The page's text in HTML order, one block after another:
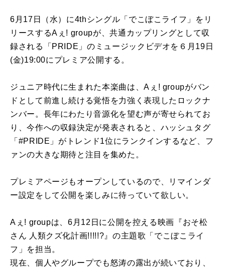
6月17日（水）に4thシングル「でこぼこライフ」をリ
リースするAぇ! groupが、共通カップリングとして収
録される「PRIDE」のミュージックビデオを６月19日
(金)19:00にプレミア公開する。
ジュニア時代に生まれた本楽曲は、Aぇ! groupがバン
ドとして前進し続ける覚悟を力強く表現したロックナ
ンバー。長年にわたり音源化を望む声が寄せられてお
り、今作への収録決定が発表されると、ハッシュタグ
「#PRIDE」がトレンド1位にランクインするなど、フ
ァンの大きな期待と注目を集めた。
プレミアページもオープンしているので、リマインダ
ー設定をして公開を楽しみに待っていて欲しい。
Aぇ! groupは、6月12日に公開を控える映画『おそ松
さん 人類クズ化計画!!!!!?』の主題歌「でこぼこライ
フ」を担当。
現在、個人やグループでも怒涛の露出が続いており、